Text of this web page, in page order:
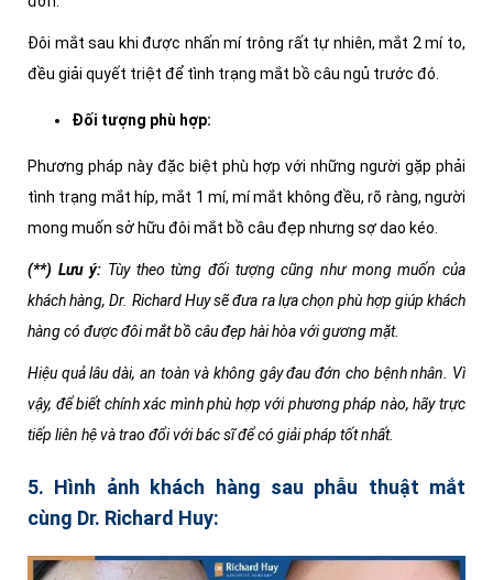
Đôi mắt sau khi được nhấn mí trông rất tự nhiên, mắt 2 mí to,
đều giải quyết triệt để tình trạng mắt bồ câu ngủ trước đó.
Đối tượng phù hợp:
Phương pháp này đặc biệt phù hợp với những người gặp phải
tình trạng mắt híp, mắt 1 mí, mí mắt không đều, rõ ràng, người
mong muốn sở hữu đôi mắt bồ câu đẹp nhưng sợ dao kéo.
(**) Lưu ý: Tùy theo từng đối tượng cũng như mong muốn của
khách hàng, Dr. Richard Huy sẽ đưa ra lựa chọn phù hợp giúp khách
hàng có được đôi mắt bồ câu đẹp hài hòa với gương mặt.
Hiệu quả lâu dài, an toàn và không gây đau đớn cho bệnh nhân. Vì
vậy, để biết chính xác mình phù hợp với phương pháp nào, hãy trực
tiếp liên hệ và trao đổi với bác sĩ để có giải pháp tốt nhất.
5. Hình ảnh khách hàng sau phẫu thuật mắt
cùng Dr. Richard Huy: